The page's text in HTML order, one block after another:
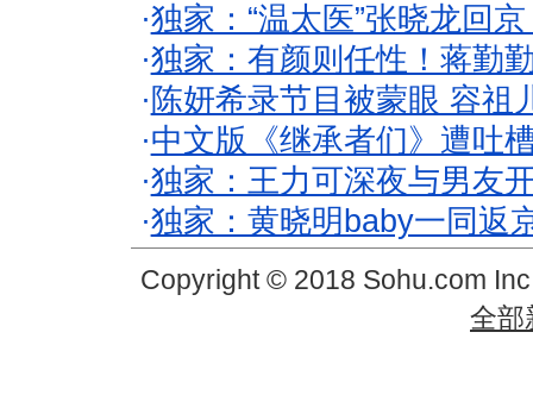
·独家：“温太医”张晓龙回
·独家：有颜则任性！蒋勤
· 陈妍希录节目被蒙眼 容祖
·中文版《继承者们》遭吐
·独家：王力可深夜与男友
·独家：黄晓明baby一同返
Copyright © 2018 Sohu.com
全部